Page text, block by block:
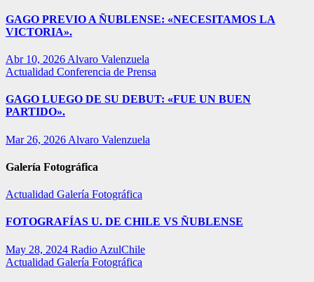
GAGO PREVIO A ÑUBLENSE: «NECESITAMOS LA
VICTORIA».
Abr 10, 2026 Alvaro Valenzuela
Actualidad Conferencia de Prensa
GAGO LUEGO DE SU DEBUT: «FUE UN BUEN
PARTIDO».
Mar 26, 2026 Alvaro Valenzuela
Galería Fotográfica
Actualidad Galería Fotográfica
FOTOGRAFÍAS U. DE CHILE VS ÑUBLENSE
May 28, 2024 Radio AzulChile
Actualidad Galería Fotográfica